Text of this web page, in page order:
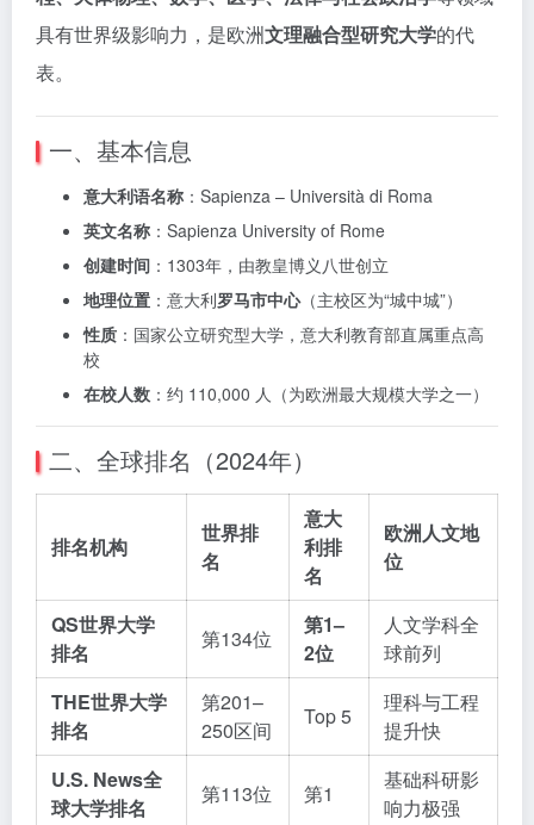
具有世界级影响力，是欧洲文理融合型研究大学的代
表。
一、基本信息
意大利语名称 ：Sapienza – Università di Roma
英文名称 ：Sapienza University of Rome
创建时间 ：1303年，由教皇博义八世创立
地理位置 ：意大利罗马市中心（主校区为“城中城”）
性质 ：国家公立研究型大学，意大利教育部直属重点高
校
在校人数 ：约 110,000 人（为欧洲最大规模大学之一）
二、全球排名（2024年）
排名机构
世界排
名
意大
利排
名
欧洲人文地
位
QS世界大学
排名
第134位
第1–
2位
人文学科全
球前列
THE世界大学
排名
第201–
250区间
Top 5
理科与工程
提升快
U.S. News全
球大学排名
第113位 第1
基础科研影
响力极强